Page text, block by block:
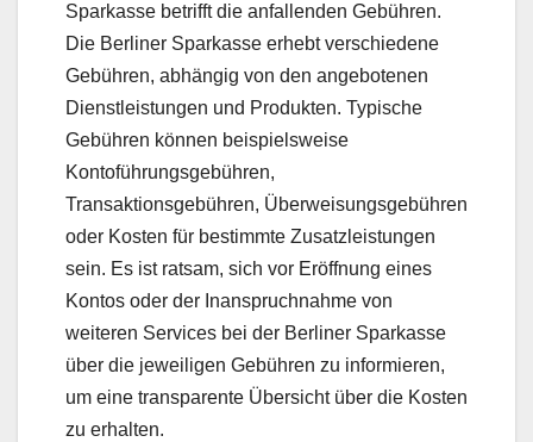
Sparkasse betrifft die anfallenden Gebühren.
Die Berliner Sparkasse erhebt verschiedene
Gebühren, abhängig von den angebotenen
Dienstleistungen und Produkten. Typische
Gebühren können beispielsweise
Kontoführungsgebühren,
Transaktionsgebühren, Überweisungsgebühren
oder Kosten für bestimmte Zusatzleistungen
sein. Es ist ratsam, sich vor Eröffnung eines
Kontos oder der Inanspruchnahme von
weiteren Services bei der Berliner Sparkasse
über die jeweiligen Gebühren zu informieren,
um eine transparente Übersicht über die Kosten
zu erhalten.